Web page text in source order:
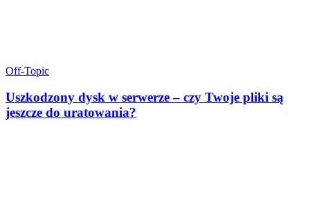
Off-Topic
Uszkodzony dysk w serwerze – czy Twoje pliki są
jeszcze do uratowania?